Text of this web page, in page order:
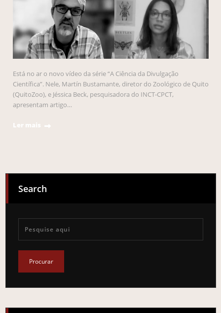
Está no ar o novo vídeo da série “A Ciência da Divulgação
Científica”. Nele, Martín Bustamante, diretor do Zoológico de Quito
(QuitoZoo), e Jéssica Beck, pesquisadora do INCT-CPCT,
apresentam artigo…
Ler mais
Search